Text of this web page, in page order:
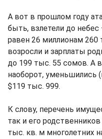
А вот в прошлом году
быть, взлетели до
равен 26 миллионам 260
возросли и зарплаты
до 199 тыс. 55 сомов. А
наоборот, уменьшились
$119 тыс. 999.
К слову, перечень
так и его
тыс. кв. м многолетних